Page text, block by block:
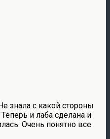
знала с какой стороны
и лаба сделана и
Очень понятно все